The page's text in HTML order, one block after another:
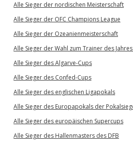
Alle Sieger der nordischen Meisterschaft
Alle Sieger der OFC Champions League
Alle Sieger der Ozeanienmeisterschaft
Alle Sieger der Wahl zum Trainer des
Alle Sieger des Algarve-Cups
Alle Sieger des Confed-Cups
Alle Sieger des englischen Ligapokals
Alle Sieger des Europapokals der
Alle Sieger des europäischen Supercups
Alle Sieger des Hallenmasters des DFB